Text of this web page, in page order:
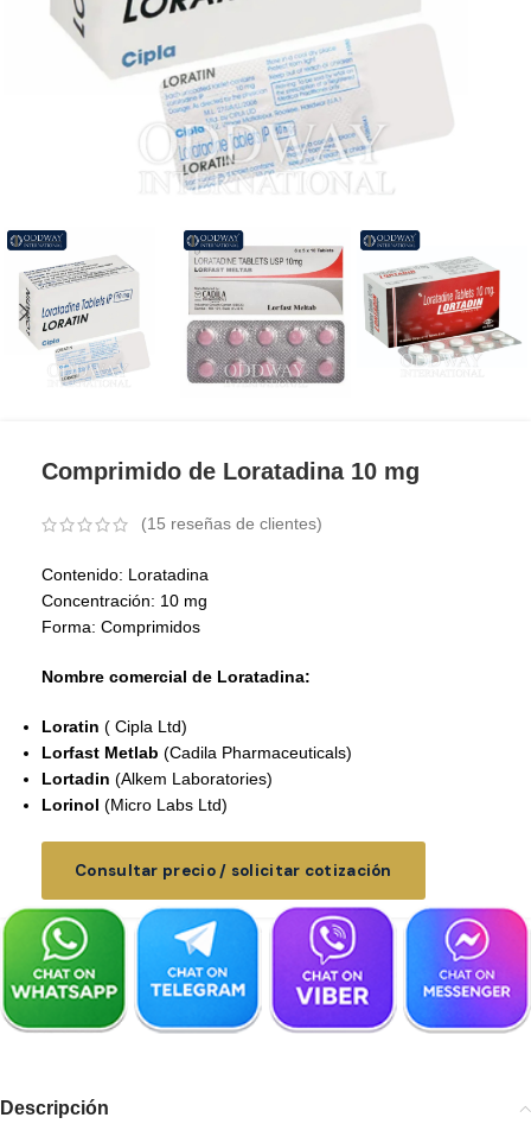
Comprimido de Loratadina 10 mg
(15 reseñas de clientes)
Contenido: Loratadina
Concentración: 10 mg
Forma: Comprimidos
Nombre comercial de Loratadina:
Loratin ( Cipla Ltd)
Lorfast Metlab (Cadila Pharmaceuticals)
Lortadin (Alkem Laboratories)
Lorinol (Micro Labs Ltd)
Consultar precio / solicitar cotización
Descripción